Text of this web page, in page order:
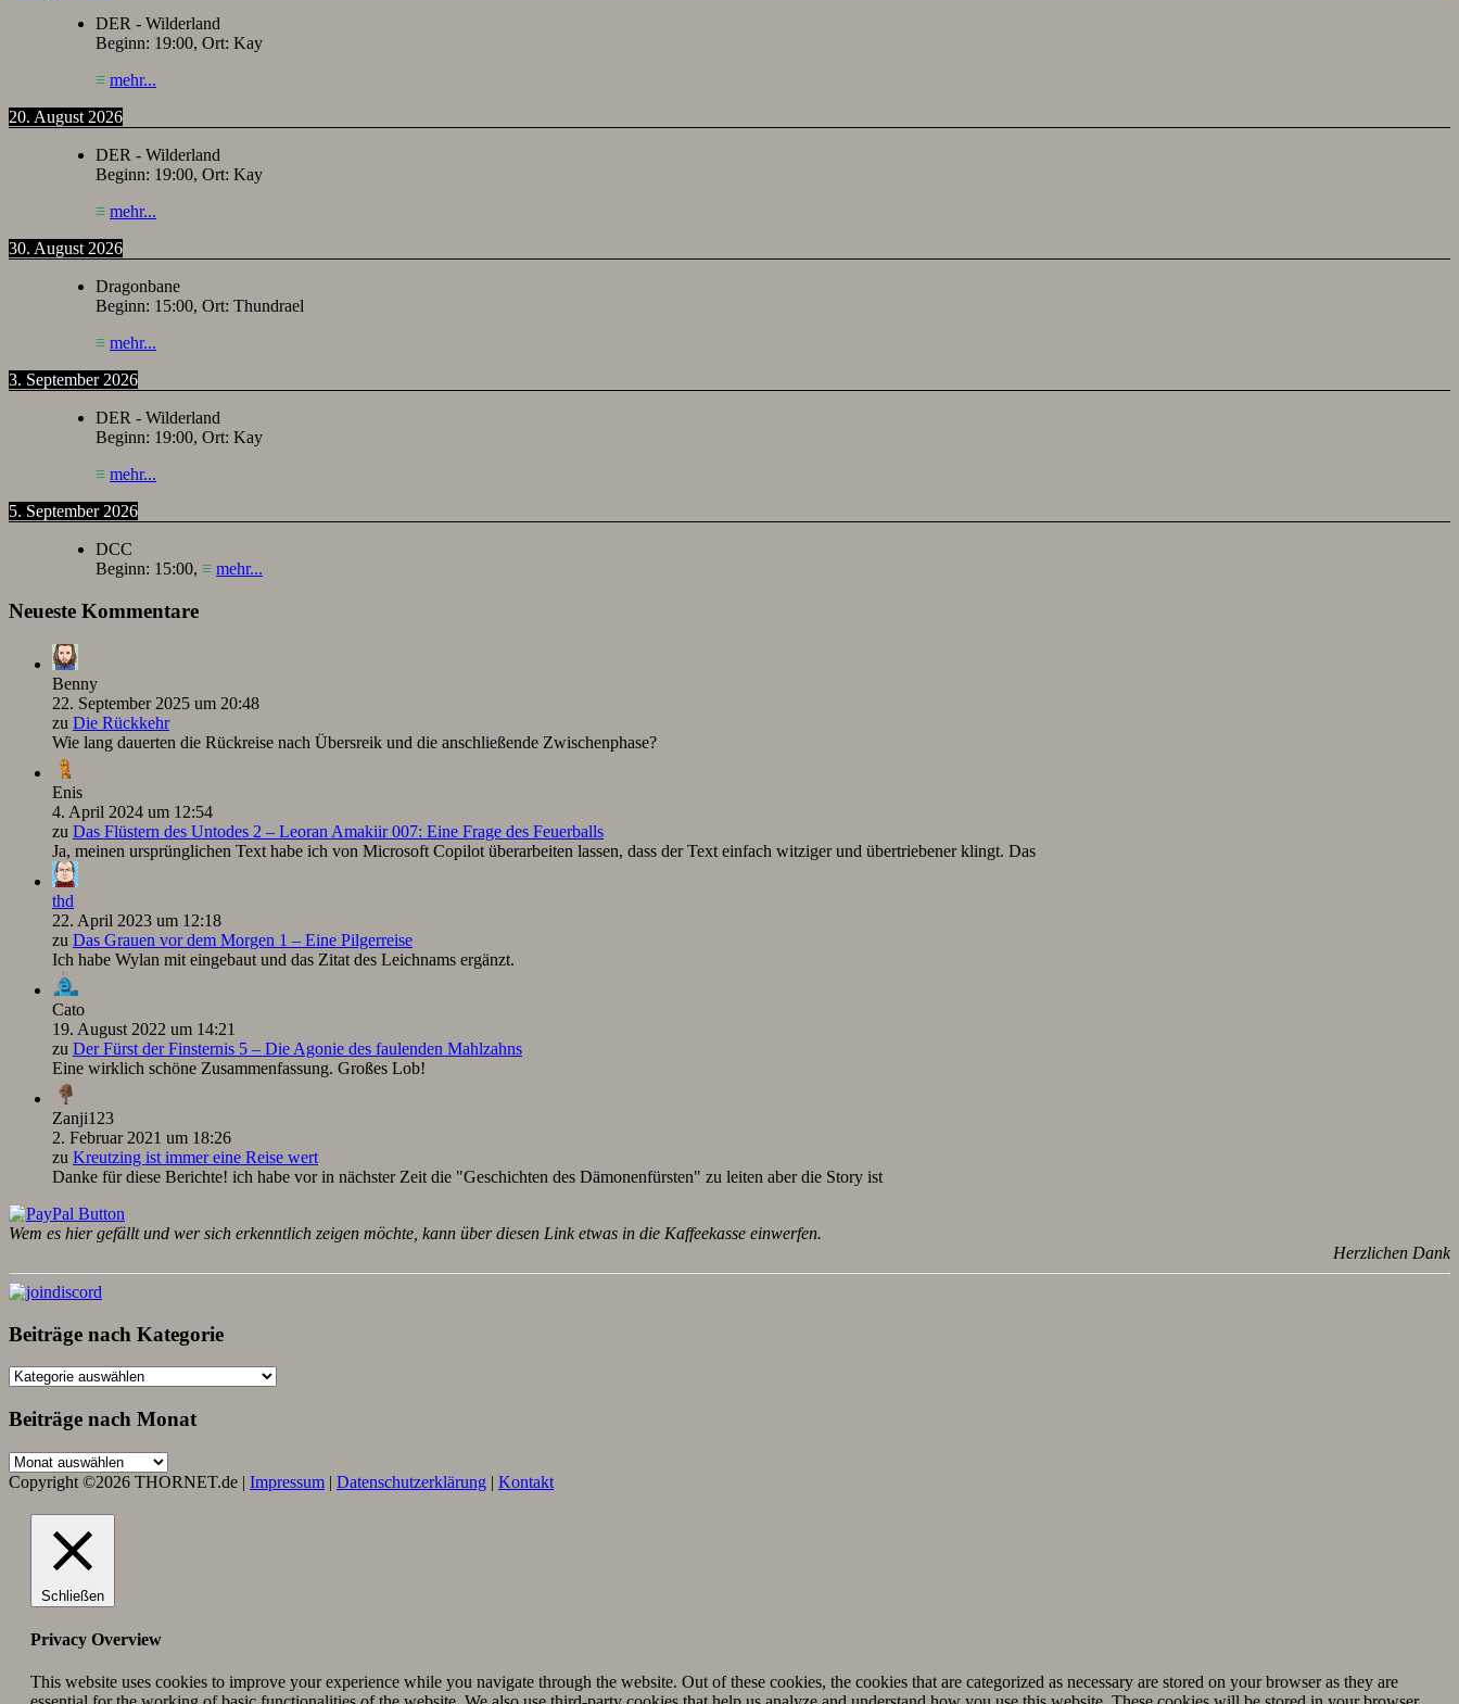
DER - Wilderland
Beginn: 19:00, Ort: Kay
≡ mehr...
20. August 2026
DER - Wilderland
Beginn: 19:00, Ort: Kay
≡ mehr...
30. August 2026
Dragonbane
Beginn: 15:00, Ort: Thundrael
≡ mehr...
3. September 2026
DER - Wilderland
Beginn: 19:00, Ort: Kay
≡ mehr...
5. September 2026
DCC
Beginn: 15:00, ≡ mehr...
Neueste Kommentare
Benny
22. September 2025 um 20:48
zu Die Rückkehr
Wie lang dauerten die Rückreise nach Übersreik und die anschließende Zwischenphase?
Enis
4. April 2024 um 12:54
zu Das Flüstern des Untodes 2 – Leoran Amakiir 007: Eine Frage des Feuerballs
Ja, meinen ursprünglichen Text habe ich von Microsoft Copilot überarbeiten lassen, dass der Text einfach witziger und übertriebener klingt. Das
thd
22. April 2023 um 12:18
zu Das Grauen vor dem Morgen 1 – Eine Pilgerreise
Ich habe Wylan mit eingebaut und das Zitat des Leichnams ergänzt.
Cato
19. August 2022 um 14:21
zu Der Fürst der Finsternis 5 – Die Agonie des faulenden Mahlzahns
Eine wirklich schöne Zusammenfassung. Großes Lob!
Zanji123
2. Februar 2021 um 18:26
zu Kreutzing ist immer eine Reise wert
Danke für diese Berichte! ich habe vor in nächster Zeit die "Geschichten des Dämonenfürsten" zu leiten aber die Story ist
Wem es hier gefällt und wer sich erkenntlich zeigen möchte, kann über diesen Link etwas in die Kaffeekasse einwerfen.
Herzlichen Dank
Beiträge nach Kategorie
Beiträge
Kategorie
Beiträge nach Monat
Beiträge
nach
Copyright ©2026 THORNET.de | Impressum | Datenschutzerklärung | Kontakt
Schließen
Privacy Overview
This website uses cookies to improve your experience while you navigate through the website. Out of these cookies, the cookies that are categorized as necessary are stored on your browser as they are